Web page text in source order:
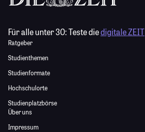
Für alle unter 30:Teste diedigitale ZEIT
Ratgeber
Studienthemen
Studienformate
Hochschulorte
Studienplatzbörse
Über uns
Impressum